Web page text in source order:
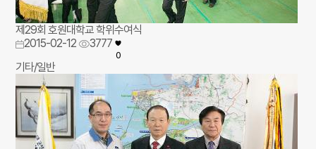
제29회 호원대학교 학위수여식
2015-02-12
3777
0
기타/일반